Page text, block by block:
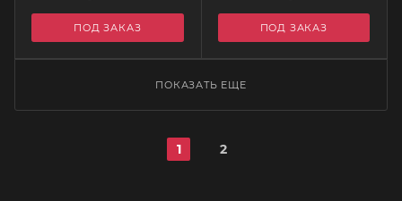
ПОД ЗАКАЗ ПОД ЗАКАЗ
ПОКАЗАТЬ ЕЩЕ
1 2